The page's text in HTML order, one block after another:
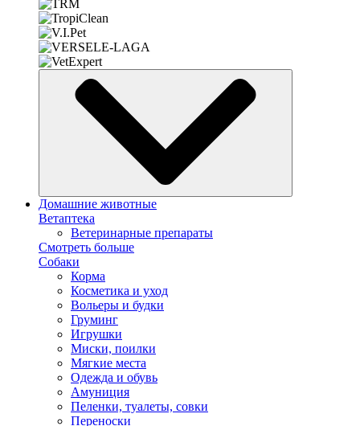
Домашние животные
Ветаптека
Ветеринарные препараты
Смотреть больше
Собаки
Корма
Косметика и уход
Вольеры и будки
Груминг
Игрушки
Миски, поилки
Мягкие места
Одежда и обувь
Амуниция
Пеленки, туалеты, совки
Переноски